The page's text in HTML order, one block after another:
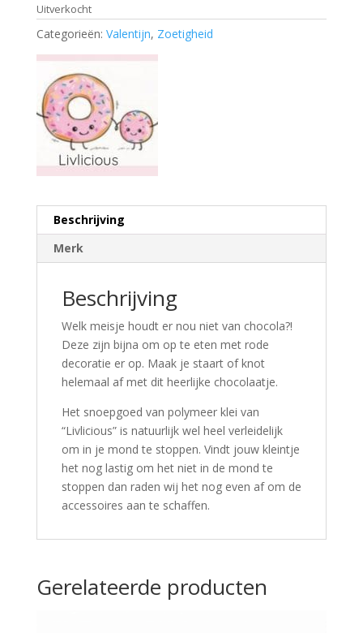
Uitverkocht
Categorieën: Valentijn, Zoetigheid
Beschrijving
Merk
Beschrijving
Welk meisje houdt er nou niet van chocola?!
Deze zijn bijna om op te eten met rode
decoratie er op. Maak je staart of knot
helemaal af met dit heerlijke chocolaatje.
Het snoepgoed van polymeer klei van
“Livlicious” is natuurlijk wel heel verleidelijk
om in je mond te stoppen. Vindt jouw kleintje
het nog lastig om het niet in de mond te
stoppen dan raden wij het nog even af om de
accessoires aan te schaffen.
Gerelateerde producten